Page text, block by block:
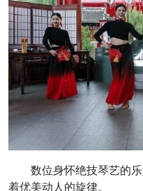
数位身怀绝技琴艺的乐
着优美动人的旋律。